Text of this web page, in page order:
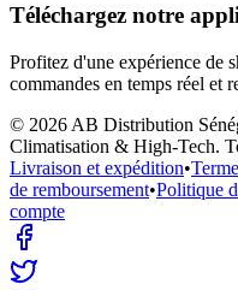
Téléchargez notre
Profitez d'une expérience de
commandes en temps réel et
© 2026 AB Distribution
Climatisation & High-Tech.
Livraison et expédition•
de remboursement•Politique
compte